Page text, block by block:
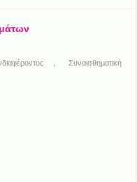
Συναισθηματική